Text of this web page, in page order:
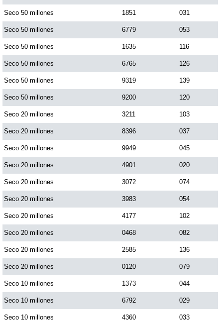
Seco 50 millones 1851 031
Seco 50 millones 6779 053
Seco 50 millones 1635 116
Seco 50 millones 6765 126
Seco 50 millones 9319 139
Seco 50 millones 9200 120
Seco 20 millones 3211 103
Seco 20 millones 8396 037
Seco 20 millones 9949 045
Seco 20 millones 4901 020
Seco 20 millones 3072 074
Seco 20 millones 3983 054
Seco 20 millones 4177 102
Seco 20 millones 0468 082
Seco 20 millones 2585 136
Seco 20 millones 0120 079
Seco 10 millones 1373 044
Seco 10 millones 6792 029
Seco 10 millones 4360 033